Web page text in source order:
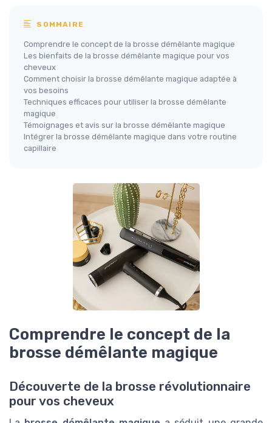
SOMMAIRE
Comprendre le concept de la brosse démêlante magique
Les bienfaits de la brosse démêlante magique pour vos
cheveux
Comment choisir la brosse démêlante magique adaptée à
vos besoins
Techniques efficaces pour utiliser la brosse démêlante
magique
Témoignages et avis sur la brosse démêlante magique
Intégrer la brosse démêlante magique dans votre routine
capillaire
Comprendre le concept de la
brosse démêlante magique
Découverte de la brosse révolutionnaire
pour vos cheveux